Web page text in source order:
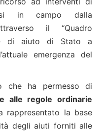
in campo dalla
il “Quadro
di aiuto di Stato a
emergenza del
che ha permesso di
alle regole ordinarie
rappresentato la base
degli aiuti forniti alle